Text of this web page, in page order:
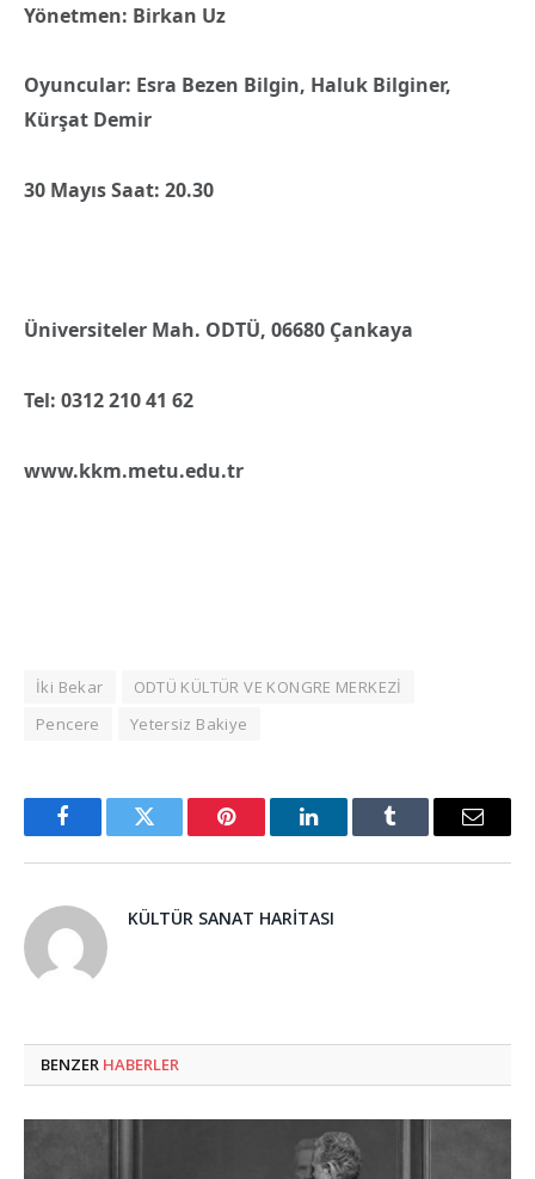
Yönetmen: Birkan Uz
Oyuncular: Esra Bezen Bilgin, Haluk Bilginer,
Kürşat Demir
30 Mayıs Saat: 20.30
Üniversiteler Mah. ODTÜ, 06680 Çankaya
Tel: 0312 210 41 62
www.kkm.metu.edu.tr
İki Bekar
ODTÜ KÜLTÜR VE KONGRE MERKEZİ
Pencere
Yetersiz Bakiye
FacebookTwitter Pinterest LinkedInTumblr Email
KÜLTÜR SANAT HARITASI
BENZER HABERLER